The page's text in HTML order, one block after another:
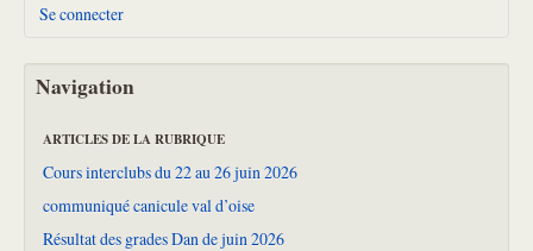
Se connecter
Navigation
ARTICLES DE LA RUBRIQUE
Cours interclubs du 22 au 26 juin 2026
communiqué canicule val d’oise
Résultat des grades Dan de juin 2026